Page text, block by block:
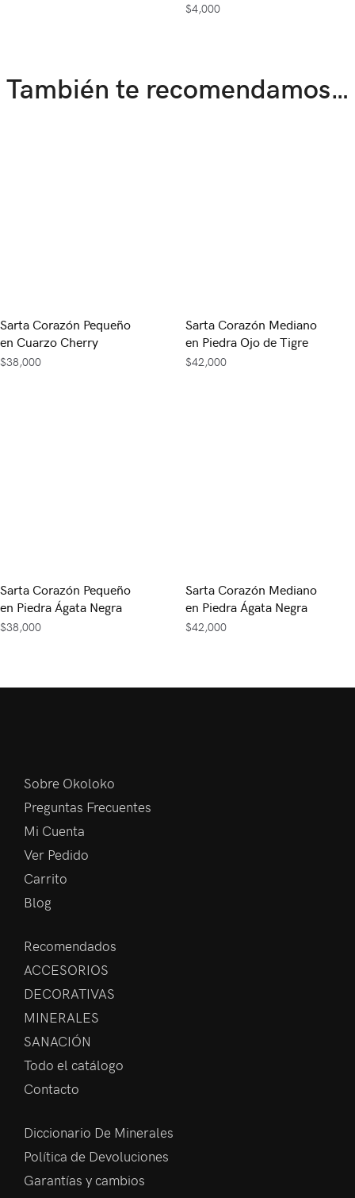
$4,000
También te recomendamos…
Sarta Corazón Pequeño
en Cuarzo Cherry
$38,000
Sarta Corazón Mediano
en Piedra Ojo de Tigre
$42,000
Sarta Corazón Pequeño
en Piedra Ágata Negra
$38,000
Sarta Corazón Mediano
en Piedra Ágata Negra
$42,000
Sobre Okoloko
Preguntas Frecuentes
Mi Cuenta
Ver Pedido
Carrito
Blog
Recomendados
ACCESORIOS
DECORATIVAS
MINERALES
SANACIÓN
Todo el catálogo
Contacto
Diccionario De Minerales
Política de Devoluciones
Garantías y cambios